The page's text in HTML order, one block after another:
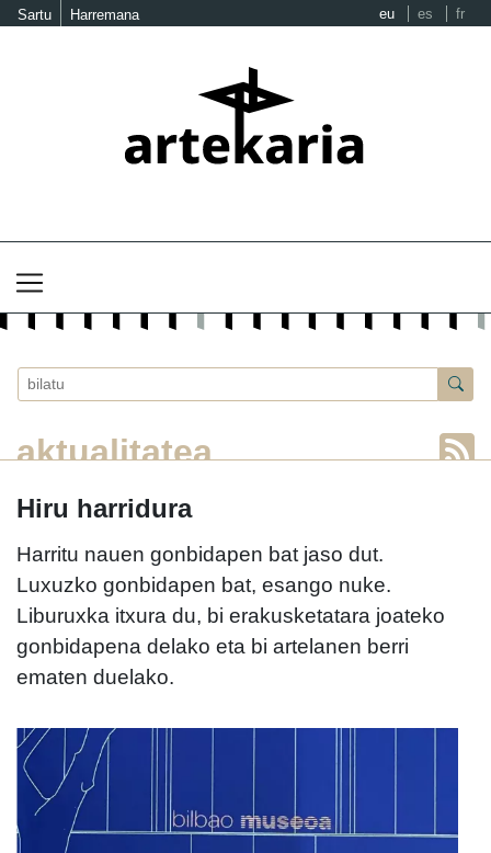
Sartu Harremana eu es fr
aktualitatea
Hiru harridura
Harritu nauen gonbidapen bat jaso dut.
Luxuzko gonbidapen bat, esango nuke.
Liburuxka itxura du, bi erakusketatara joateko
gonbidapena delako eta bi artelanen berri
ematen duelako.